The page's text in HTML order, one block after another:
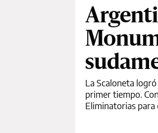
La Scaloneta
primer tiempo.
Eliminatorias para